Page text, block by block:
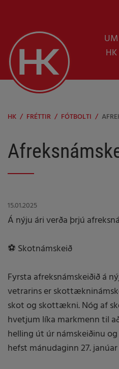
UM
HK
HK / FRÉTTIR / FÓTBOLTI /
15.01.2025
Á nýju ári verða þrjú
⚽ Skotnámskeið
Fyrsta afreksnámskeiðið á
vetrarins er
skot og skottækni. Nóg af
hvetjum líka markmenn til
helling út úr námskeiðinu
hefst mánudaginn 27.